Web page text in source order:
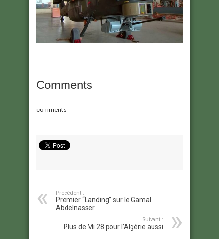
Comments
comments
Précédent :
Premier “Landing” sur le Gamal
Abdelnasser
Suivant :
Plus de Mi 28 pour l’Algérie aussi